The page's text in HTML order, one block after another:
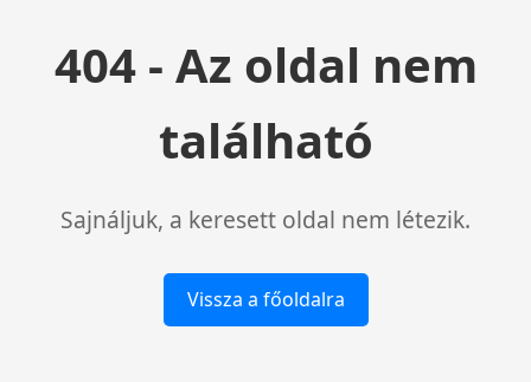
404 - Az oldal nem
található
Sajnáljuk, a keresett oldal nem létezik.
Vissza a főoldalra